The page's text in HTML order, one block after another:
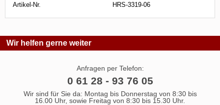
Artikel-Nr. HRS-3319-06
Wir helfen gerne weiter
Anfragen per Telefon:
0 61 28 - 93 76 05
Wir sind für Sie da: Montag bis Donnerstag von 8:30 bis
16.00 Uhr, sowie Freitag von 8:30 bis 15.30 Uhr.